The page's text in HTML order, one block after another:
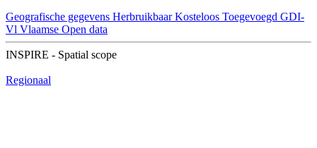
Geografische gegevens Herbruikbaar Kosteloos Toegevoegd GDI-
Vl Vlaamse Open data
INSPIRE - Spatial scope
Regionaal